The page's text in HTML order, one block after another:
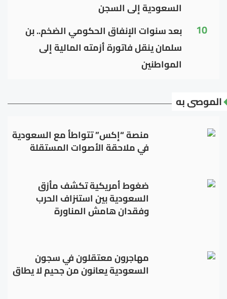
السعودية إلى السجن
10
بعد سنوات الإنفاق الحكومي الضخم.. بن
سلمان ينقل فاتورة أزمته المالية إلى
المواطنين
الموصى به
منصة “إكس” تتواطأ مع السعودية
في ملاحقة الأصوات المستقلة
ضغوط أمريكية تكشف مأزق
السعودية بين استنزاف الحرب
وفقدان هامش المناورة
مهاجرون معتقلون في سجون
السعودية يعانون من جحيم لا يطاق